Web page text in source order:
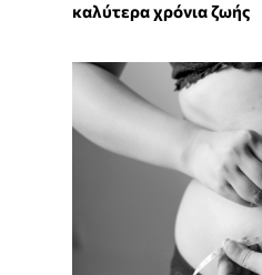
καλύτερα χρόνια ζωής